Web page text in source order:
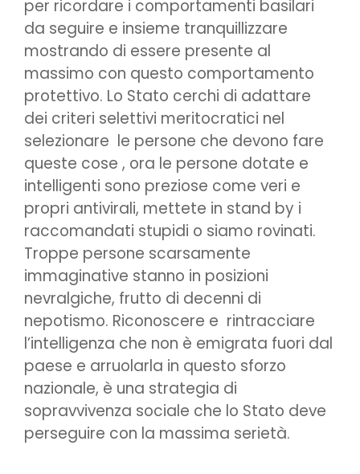
per ricordare i comportamenti basilari
da seguire e insieme tranquillizzare
mostrando di essere presente al
massimo con questo comportamento
protettivo. Lo Stato cerchi di adattare
dei criteri selettivi meritocratici nel
selezionare le persone che devono fare
queste cose , ora le persone dotate e
intelligenti sono preziose come veri e
propri antivirali, mettete in stand by i
raccomandati stupidi o siamo rovinati.
Troppe persone scarsamente
immaginative stanno in posizioni
nevralgiche, frutto di decenni di
nepotismo. Riconoscere e rintracciare
l’intelligenza che non è emigrata fuori dal
paese e arruolarla in questo sforzo
nazionale, è una strategia di
sopravvivenza sociale che lo Stato deve
perseguire con la massima serietà.